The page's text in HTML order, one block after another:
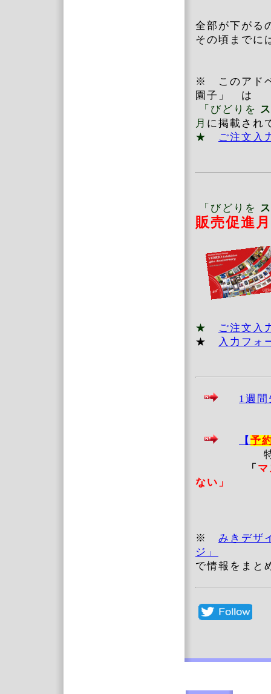
全部が下がる
その頃までに
※ このアド
園子」 は
「びどりを
月 に掲載され
★
ご注文
「びどりを
販売促進
★
ご注文
★
入力フォ
1週
【 予
特に
「
ない」
※ みきデザ
ジ」
で情報をまと